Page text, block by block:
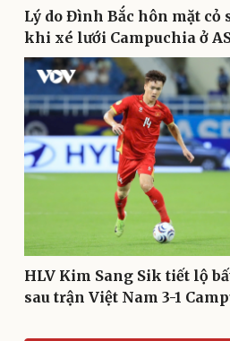
Tư vấn
check-in
Lý do Đình Bắc hôn mặt cỏ
khi xé lưới Campuchia ở
HLV Kim Sang Sik tiết lộ
sau trận Việt Nam 3-1